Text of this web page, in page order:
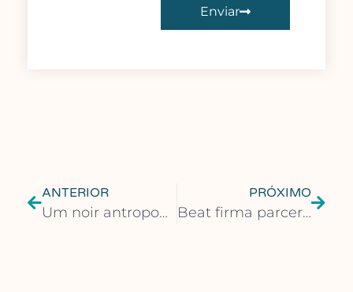
Enviar
ANTERIOR
Um noir antropomórfico vibrante e satírico
PRÓXIMO
Beat firma parceria com a LeYa Portugal para novo aplicativo de leitura